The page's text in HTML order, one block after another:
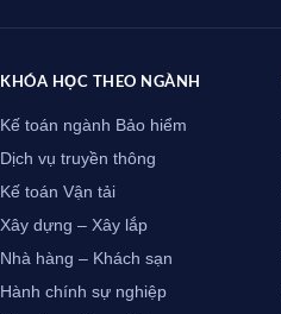
KHÓA HỌC THEO NGÀNH
Kế toán ngành Bảo hiểm
Dịch vụ truyền thông
Kế toán Vận tải
Xây dựng – Xây lắp
Nhà hàng – Khách sạn
Hành chính sự nghiệp